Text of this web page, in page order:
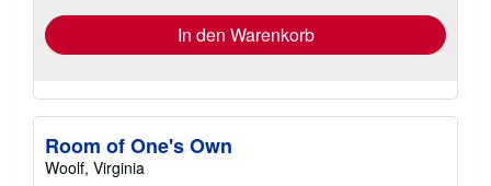
In den Warenkorb
Room of One's Own
Woolf, Virginia